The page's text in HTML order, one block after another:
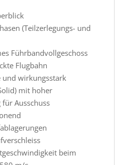
(Teilzerlegungs- und
Führbandvollgeschoss
Flugbahn
und wirkungsstark
mit hoher
Ausschuss
beim